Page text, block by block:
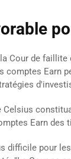
Cour de
comptes
Earn des
difficile pour